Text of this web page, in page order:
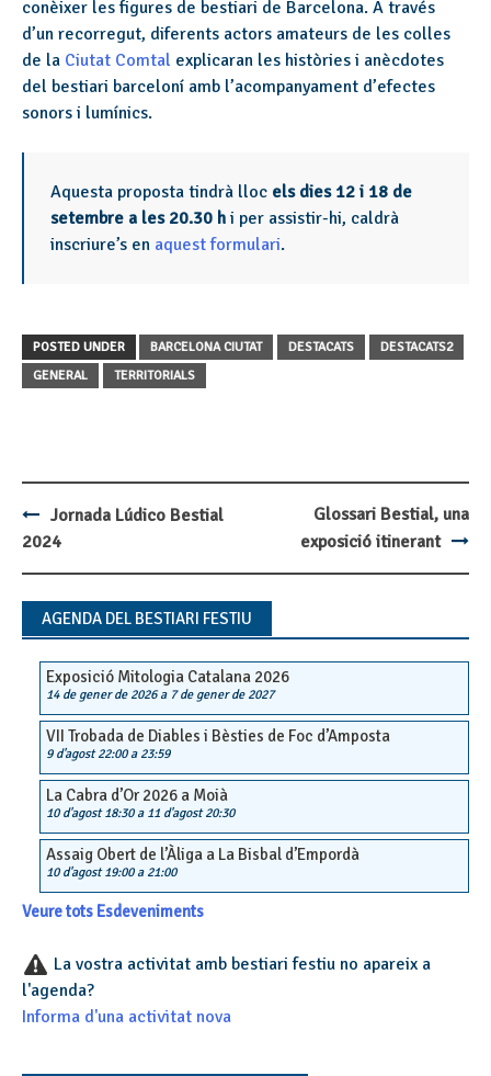
conèixer les figures de bestiari de Barcelona. A través
d’un recorregut, diferents actors amateurs de les colles
de la Ciutat Comtal explicaran les històries i anècdotes
del bestiari barceloní amb l’acompanyament d’efectes
sonors i lumínics.
Aquesta proposta tindrà lloc els dies 12 i 18 de
setembre a les 20.30 h i per assistir-hi, caldrà
inscriure’s en aquest formulari.
POSTED UNDER BARCELONA CIUTAT DESTACATS
DESTACATS2
GENERAL
TERRITORIALS
Post
navigation
Jornada Lúdico Bestial
2024
Glossari Bestial, una
exposició itinerant
AGENDA DEL BESTIARI FESTIU
Exposició Mitologia Catalana 2026
14 de gener de 2026a 7 de gener de 2027
VII Trobada de Diables i Bèsties de Foc d’Amposta
9 d'agost 22:00a 23:59
La Cabra d’Or 2026 a Moià
10 d'agost 18:30a 11 d'agost 20:30
Assaig Obert de l’Àliga a La Bisbal d’Empordà
10 d'agost 19:00a 21:00
Veure tots Esdeveniments
La vostra activitat amb bestiari festiu no apareix a
l'agenda?
Informa d'una activitat nova